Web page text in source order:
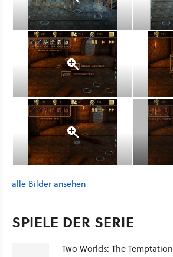
alle Bilder ansehen
SPIELE DER SERIE
Two Worlds: The Temptation